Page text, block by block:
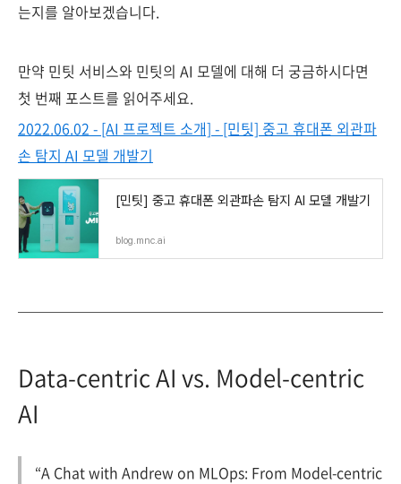
는지를 알아보겠습니다.
만약 민팃 서비스와 민팃의 AI 모델에 대해 더 궁금하시다면
첫 번째 포스트를 읽어주세요.
2022.06.02 - [AI 프로젝트 소개] - [민팃] 중고 휴대폰 외관파
손 탐지 AI 모델 개발기
[민팃] 중고 휴대폰 외관파손 탐지 AI 모델 개발기
blog.mnc.ai
Data-centric AI vs. Model-centric
AI
“A Chat with Andrew on MLOps: From Model-centric